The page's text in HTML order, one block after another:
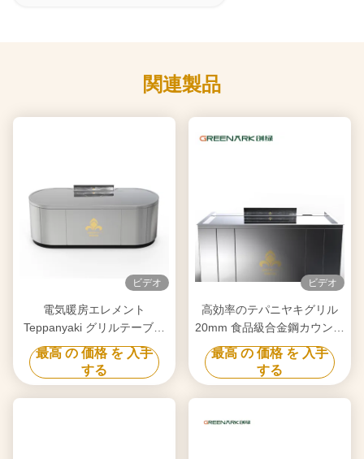
関連製品
ビデオ
電気暖房エレメント
Teppanyaki グリルテーブル
あなたの要求に合わせた浄化
最高 の 価格 を 入手
する
ビデオ
高効率のテパニヤキグリル
20mm 食品級合金鋼カウンタ
ートップとスマートヒート
最高 の 価格 を 入手
する